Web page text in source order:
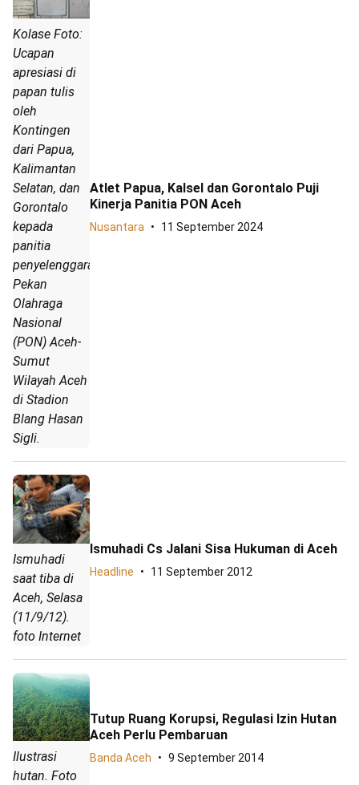
Kolase Foto:
Ucapan
apresiasi di
papan tulis
oleh
Kontingen
dari Papua,
Kalimantan
Selatan, dan
Gorontalo
kepada
panitia
penyelenggara
Pekan
Olahraga
Nasional
(PON) Aceh-
Sumut
Wilayah Aceh
di Stadion
Blang Hasan
Sigli.
Atlet Papua, Kalsel dan Gorontalo Puji
Kinerja Panitia PON Aceh
Nusantara 11 September 2024
Ismuhadi
saat tiba di
Aceh, Selasa
(11/9/12).
foto Internet
Ismuhadi Cs Jalani Sisa Hukuman di Aceh
Headline 11 September 2012
Ilustrasi
hutan. Foto
Tutup Ruang Korupsi, Regulasi Izin Hutan
Aceh Perlu Pembaruan
Banda Aceh 9 September 2014